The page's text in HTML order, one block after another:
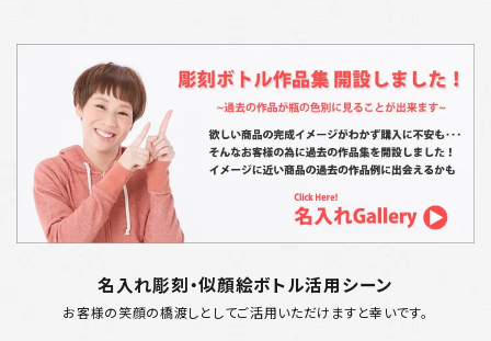
名入れ彫刻・似顔絵ボトル活用シーン
お客様の笑顔の橋渡しとしてご活用いただけますと幸いです。